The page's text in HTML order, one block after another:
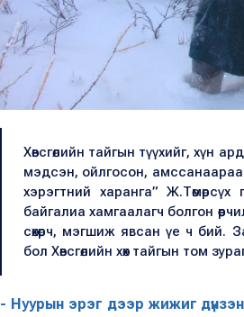
Хөвсгөлийн тайгын түүхийг, хүн
мэдсэн, ойлгосон, амссанаараа
хэрэгтний харанга”
байгалиа хамгаалагч болгон
сөхөрч, мэгшиж явсан үе ч бий.
бол Хөвсгөлийн хөх тайгын том
- Нуурын эрэг дээр жижиг